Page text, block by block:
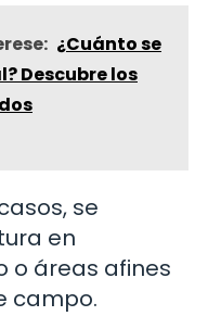
¿Cuánto se
Descubre los
se
en
o áreas afines
campo.